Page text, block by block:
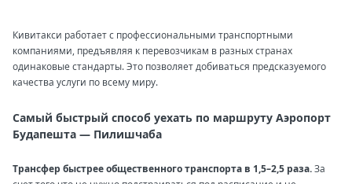
Кивитакси работает с профессиональными транспортными
компаниями, предъявляя к перевозчикам в разных странах
одинаковые стандарты. Это позволяет добиваться предсказуемого
качества услуги по всему миру.
Самый быстрый способ уехать по маршруту Аэропорт
Будапешта — Пилишчаба
Трансфер быстрее общественного транспорта в 1,5–2,5 раза.За